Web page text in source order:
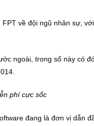
về đội ngũ nhân sự,
ngoài, trong số này có
phí cực sốc
đang là đơn vị dẫn